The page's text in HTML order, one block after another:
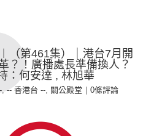
（第461集）｜港台7月開
？！廣播處長準備換人？
：何安達 , 林旭華
,-- 香港台 --, 關公殿堂 0條評論